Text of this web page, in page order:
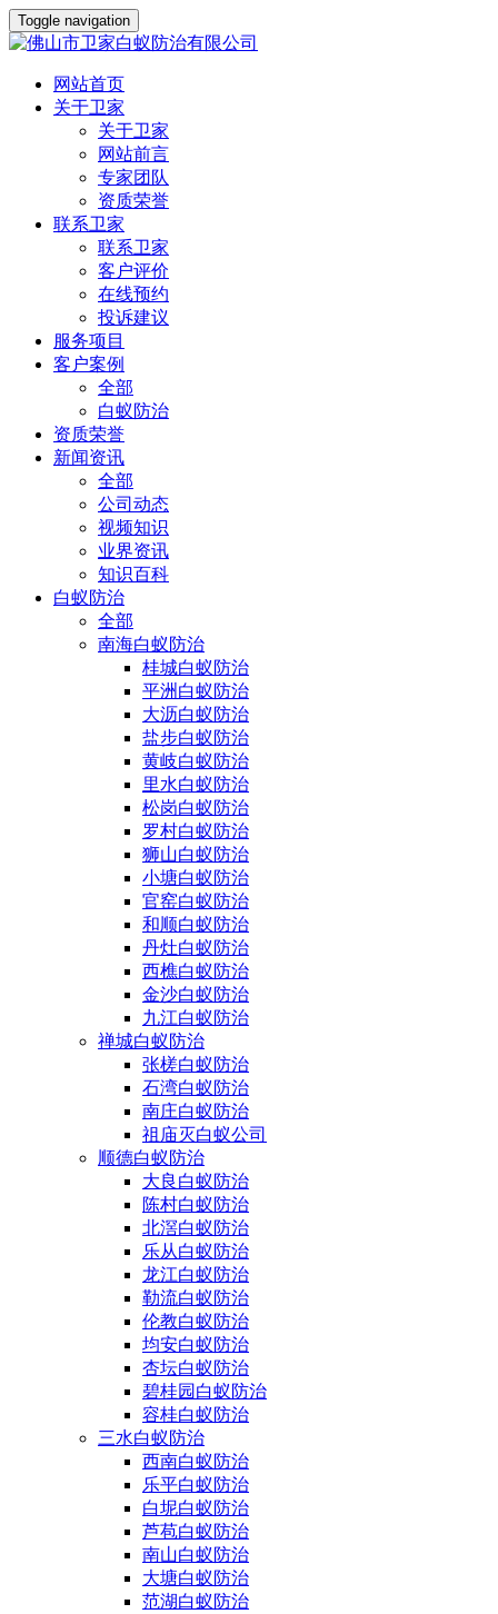
Toggle navigation
网站首页
关于卫家
关于卫家
网站前言
专家团队
资质荣誉
联系卫家
联系卫家
客户评价
在线预约
投诉建议
服务项目
客户案例
全部
白蚁防治
资质荣誉
新闻资讯
全部
公司动态
视频知识
业界资讯
知识百科
白蚁防治
全部
南海白蚁防治
桂城白蚁防治
平洲白蚁防治
大沥白蚁防治
盐步白蚁防治
黄岐白蚁防治
里水白蚁防治
松岗白蚁防治
罗村白蚁防治
狮山白蚁防治
小塘白蚁防治
官窑白蚁防治
和顺白蚁防治
丹灶白蚁防治
西樵白蚁防治
金沙白蚁防治
九江白蚁防治
禅城白蚁防治
张槎白蚁防治
石湾白蚁防治
南庄白蚁防治
祖庙灭白蚁公司
顺德白蚁防治
大良白蚁防治
陈村白蚁防治
北滘白蚁防治
乐从白蚁防治
龙江白蚁防治
勒流白蚁防治
伦教白蚁防治
均安白蚁防治
杏坛白蚁防治
碧桂园白蚁防治
容桂白蚁防治
三水白蚁防治
西南白蚁防治
乐平白蚁防治
白坭白蚁防治
芦苞白蚁防治
南山白蚁防治
大塘白蚁防治
范湖白蚁防治